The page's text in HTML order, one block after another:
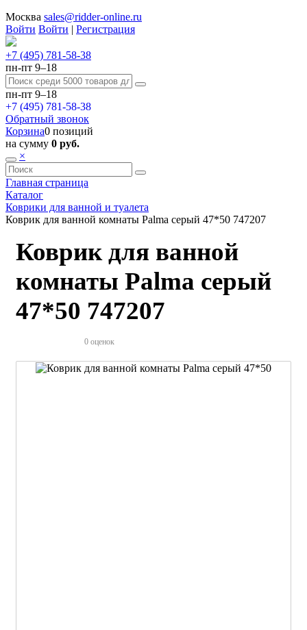
Москва sales@ridder-online.ru
Войти Войти | Регистрация
+7 (495) 781-58-38
пн-пт 9–18
пн-пт 9–18
+7 (495) 781-58-38
Обратный звонок
Корзина0 позиций
на сумму 0 руб.
×
Главная страница
Каталог
Коврики для ванной и туалета
Коврик для ванной комнаты Palma серый 47*50 747207
Коврик для ванной
комнаты Palma серый
47*50 747207
0 оценок